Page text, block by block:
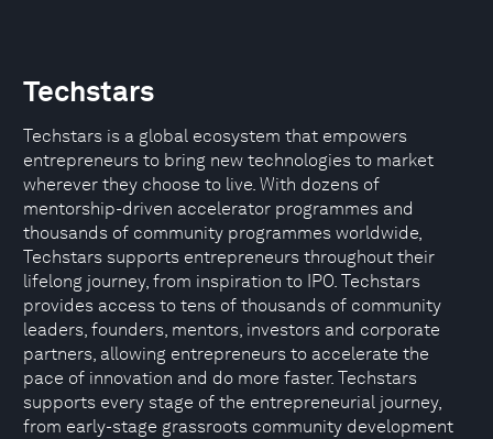
Techstars
Techstars is a global ecosystem that empowers
entrepreneurs to bring new technologies to market
wherever they choose to live. With dozens of
mentorship-driven accelerator programmes and
thousands of community programmes worldwide,
Techstars supports entrepreneurs throughout their
lifelong journey, from inspiration to IPO. Techstars
provides access to tens of thousands of community
leaders, founders, mentors, investors and corporate
partners, allowing entrepreneurs to accelerate the
pace of innovation and do more faster. Techstars
supports every stage of the entrepreneurial journey,
from early-stage grassroots community development